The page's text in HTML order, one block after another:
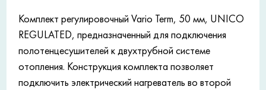
Комплект регулировочный Vario Term, 50 мм, UNICO
REGULATED, предназначенный для подключения
полотенцесушителей к двухтрубной системе
отопления. Конструкция комплекта позволяет
подключить электрический нагреватель во второй